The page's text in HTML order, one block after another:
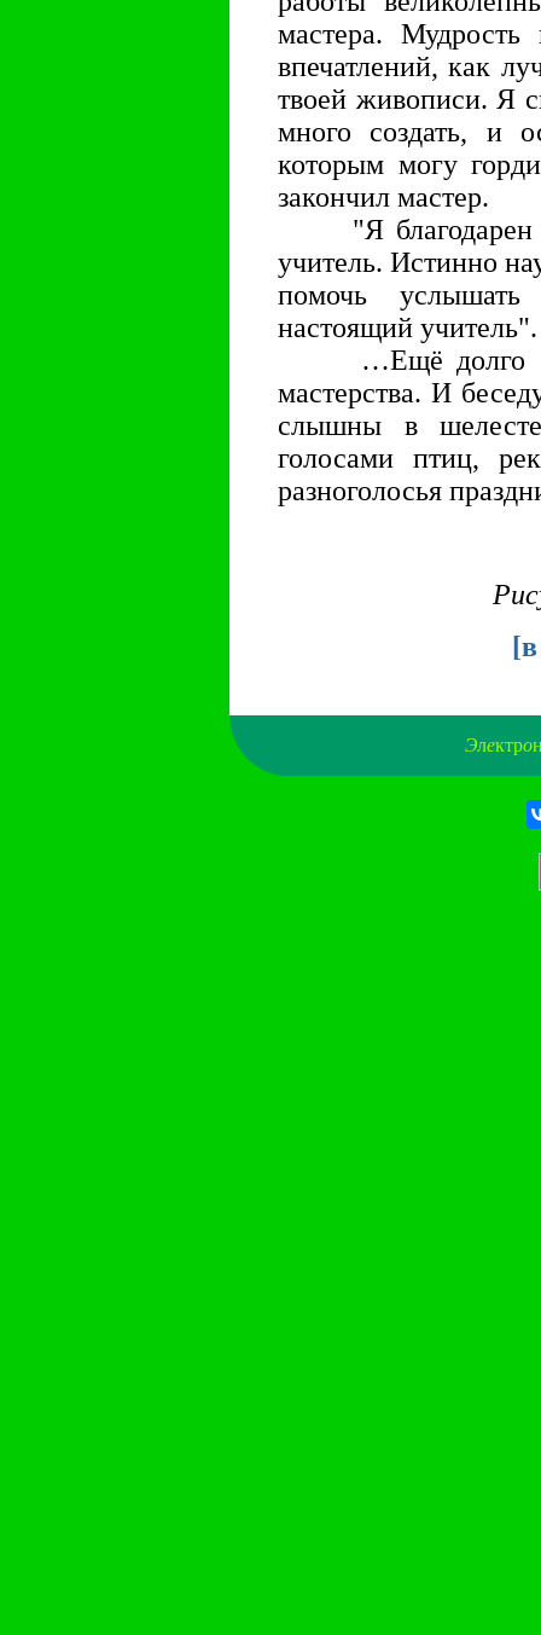
мастера.
впечатлений, как
твоей живописи. Я
много создать, и
которым могу
закончил мастер.
"Я благодарен
учитель. Истинно
помочь
настоящий учитель".
…Ещё долго
мастерства. И
слышны в
голосами птиц,
разноголосья
[
Электро